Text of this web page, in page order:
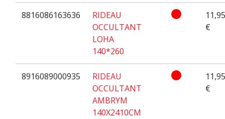
8816086163636
RIDEAU
OCCULTANT
LOHA
140*260
11,95
€
8916089000935
RIDEAU
OCCULTANT
AMBRYM
140X2410CM
11,95
€